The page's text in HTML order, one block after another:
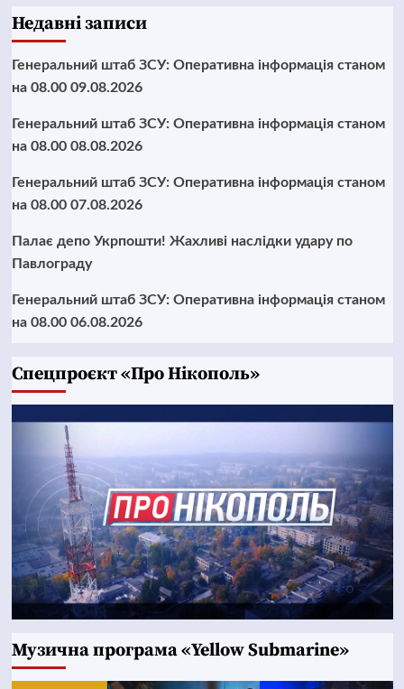
Недавні записи
Генеральний штаб ЗСУ: Оперативна інформація станом
на 08.00 09.08.2026
Генеральний штаб ЗСУ: Оперативна інформація станом
на 08.00 08.08.2026
Генеральний штаб ЗСУ: Оперативна інформація станом
на 08.00 07.08.2026
Палає депо Укрпошти! Жахливі наслідки удару по
Павлограду
Генеральний штаб ЗСУ: Оперативна інформація станом
на 08.00 06.08.2026
Cпецпроєкт «Про Нікополь»
Музична програма «Yellow Submarine»